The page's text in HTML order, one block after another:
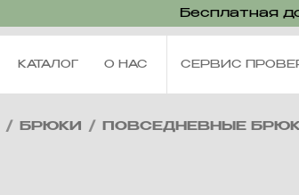
Бесплатная
КАТАЛОГ О НАС СЕРВИС
/ БРЮКИ / ПОВСЕДНЕВНЫЕ